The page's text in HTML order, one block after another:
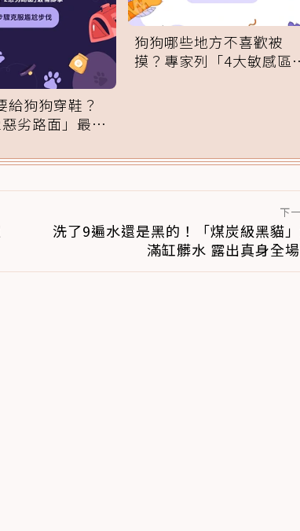
給狗狗穿鞋？
劣路面」最傷
狗狗哪些地方不喜歡被
摸？專家列「4大敏感區
下
洗了9遍水還是黑的！「煤炭級黑貓
滿缸髒水 露出真身全